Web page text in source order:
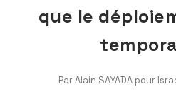
que le
Par Alain SAYADA pour